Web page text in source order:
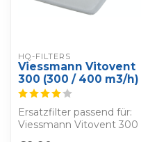
HQ-FILTERS
Viessmann Vitovent
300 (300 / 400 m3/h)
Ersatzfilter passend für:
Viessmann Vitovent 300